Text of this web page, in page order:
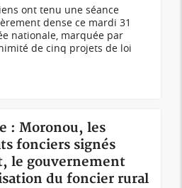
ont tenu une séance
dense ce mardi 31
nationale, marquée par
de cinq projets de loi
: Moronou, les
fonciers signés
le gouvernement
du foncier rural